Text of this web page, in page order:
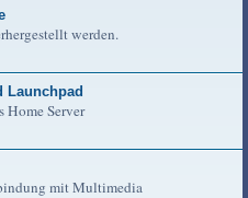
werden.
Launchpad
Server
mit Multimedia